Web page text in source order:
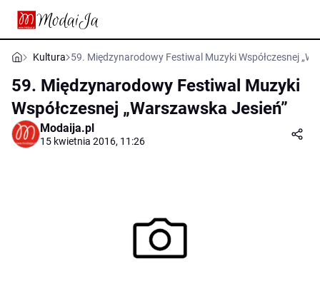
Kultura 59. Międzynarodowy Festiwal Muzyki Współczesnej
59. Międzynarodowy Festiwal Muzyki
Współczesnej „Warszawska Jesień”
Modaija.pl
15 kwietnia 2016, 11:26